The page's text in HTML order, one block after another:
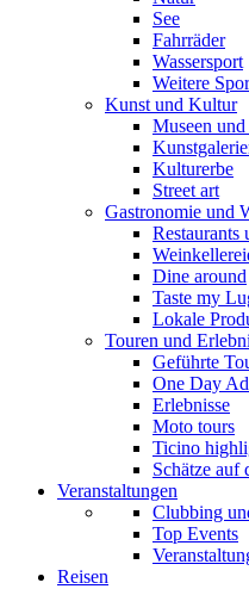
See
Fahrräder
Wassersport
Weitere
Kunst und Kultur
Museen
Kulturerbe
Street art
Gastronomie und
Restaurants
Dine around
Taste my
Lokale
Touren und
Geführte
One Day
Erlebnisse
Moto tours
Ticino
Schätze auf
Veranstaltungen
Clubbing
Top Events
Reisen